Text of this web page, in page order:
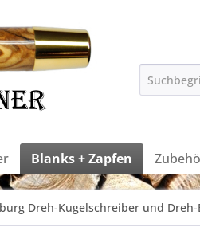
Blanks + Zapfen
Dreh-Kugelschreiber und